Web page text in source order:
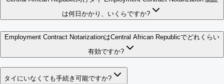
は何日かかり、いくらですか?
Employment Contract NotarizationはCentral African Republicでどれくらい
有効ですか?
タイにいなくても手続き可能ですか?